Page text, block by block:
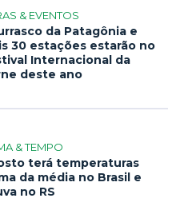
& EVENTOS
da Patagônia e
30 estações estarão no
Internacional da
deste ano
& TEMPO
terá temperaturas
da média no Brasil e
no RS